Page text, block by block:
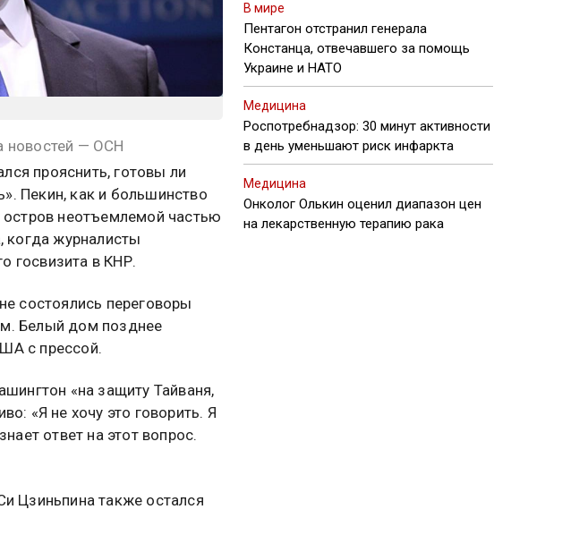
новостей — ОСН
прояснить, готовы ли
Пекин, как и большинство
остров неотъемлемой частью
когда журналисты
госвизита в КНР.
состоялись переговоры
Белый дом позднее
с прессой.
«на защиту Тайваня,
«Я не хочу это говорить. Я
ответ на этот вопрос.
Цзиньпина также остался
В мире
Пентагон отстранил генерала
Констанца, отвечавшего за помощь
Украине и НАТО
Медицина
Роспотребнадзор: 30 минут активности
в день уменьшают риск инфаркта
Медицина
Онколог Олькин оценил диапазон цен
на лекарственную терапию рака